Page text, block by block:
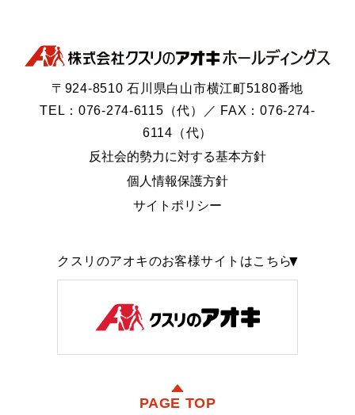
〒924-8510 石川県白山市横江町5180番地
TEL：076-274-6115（代）／ FAX：076-274-
6114（代）
反社会的勢力に対する基本方針
個人情報保護方針
サイトポリシー
クスリのアオキのお客様サイトはこちら
PAGE TOP